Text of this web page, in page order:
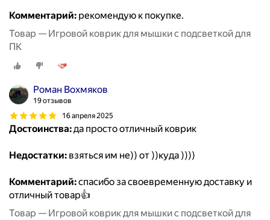
Комментарий: рекомендую к покупке.
Товар — Игровой коврик для мышки с подсветкой для
ПК
Роман Вохмяков
19 отзывов
16 апреля 2025
Достоинства:да просто отличный коврик
Недостатки: взяться им не)) от ))куда ))))
Комментарий:спасибо за своевременную доставку и
отличный товар👍
Товар — Игровой коврик для мышки с подсветкой для